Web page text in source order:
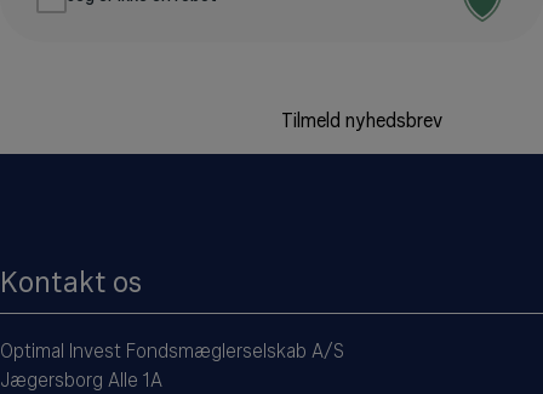
Kontakt os
Optimal Invest Fondsmæglerselskab A/S
Jægersborg Alle 1A